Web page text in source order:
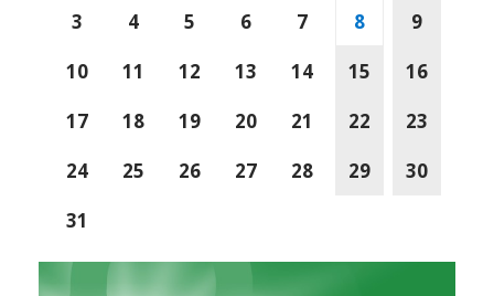
3
4 5 6 7 8
9
10
11 12 13 14 15
16
17
18 19 20 21 22
23
24
25 26 27 28 29
30
31